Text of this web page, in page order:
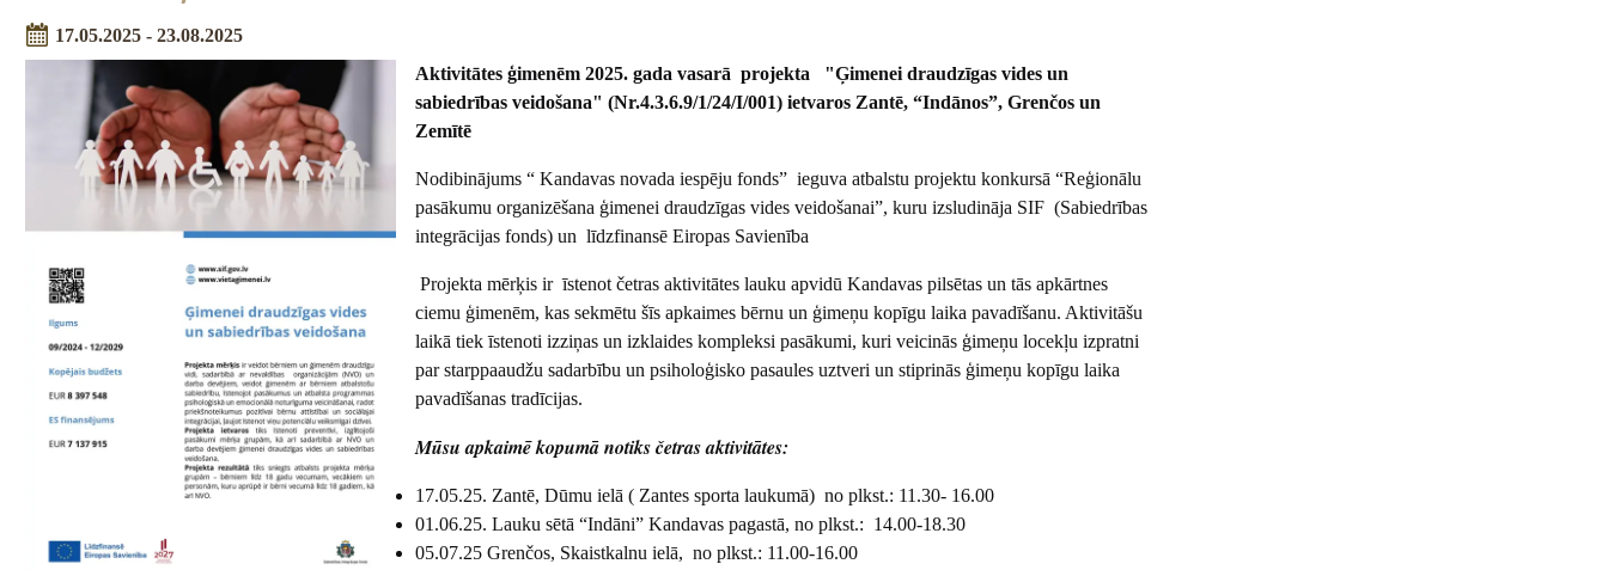
17.05.2025 - 23.08.2025
Aktivitātes ģimenēm 2025. gada vasarā projekta "Ģimenei draudzīgas vides un
sabiedrības veidošana" (Nr.4.3.6.9/1/24/I/001) ietvaros Zantē, “Indānos”, Grenčos un
Zemītē
Nodibinājums “ Kandavas novada iespēju fonds” ieguva atbalstu projektu konkursā “Reģionālu
pasākumu organizēšana ģimenei draudzīgas vides veidošanai”, kuru izsludināja SIF (Sabiedrības
integrācijas fonds) un līdzfinansē Eiropas Savienība
Projekta mērķis ir īstenot četras aktivitātes lauku apvidū Kandavas pilsētas un tās apkārtnes
ciemu ģimenēm, kas sekmētu šīs apkaimes bērnu un ģimeņu kopīgu laika pavadīšanu. Aktivitāšu
laikā tiek īstenoti izziņas un izklaides kompleksi pasākumi, kuri veicinās ģimeņu locekļu izpratni
par starppaaudžu sadarbību un psiholoģisko pasaules uztveri un stiprinās ģimeņu kopīgu laika
pavadīšanas tradīcijas.
Mūsu apkaimē kopumā notiks četras aktivitātes:
17.05.25. Zantē, Dūmu ielā ( Zantes sporta laukumā) no plkst.: 11.30- 16.00
01.06.25. Lauku sētā “Indāni” Kandavas pagastā, no plkst.: 14.00-18.30
05.07.25 Grenčos, Skaistkalnu ielā, no plkst.: 11.00-16.00